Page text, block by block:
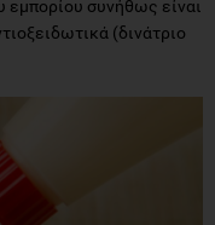
εμπορίου συνήθως είναι
(δινάτριο